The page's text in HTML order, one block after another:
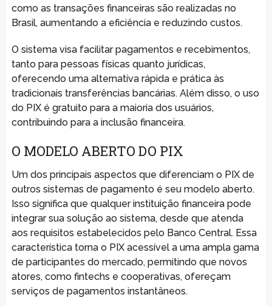
como as transações financeiras são realizadas no
Brasil, aumentando a eficiência e reduzindo custos.
O sistema visa facilitar pagamentos e recebimentos,
tanto para pessoas físicas quanto jurídicas,
oferecendo uma alternativa rápida e prática às
tradicionais transferências bancárias. Além disso, o uso
do PIX é gratuito para a maioria dos usuários,
contribuindo para a inclusão financeira.
O MODELO ABERTO DO PIX
Um dos principais aspectos que diferenciam o PIX de
outros sistemas de pagamento é seu modelo aberto.
Isso significa que qualquer instituição financeira pode
integrar sua solução ao sistema, desde que atenda
aos requisitos estabelecidos pelo Banco Central. Essa
característica torna o PIX acessível a uma ampla gama
de participantes do mercado, permitindo que novos
atores, como fintechs e cooperativas, ofereçam
serviços de pagamentos instantâneos.